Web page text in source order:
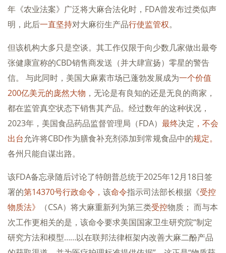
年《农业法案》广泛将大麻合法化时，FDA曾发布过类似声
明，此后一直坚持对大麻衍生产品行使监管权。
但该机构大多只是空谈。其工作仅限于向少数几家做出最夸
张健康宣称的CBD销售商发送（并大肆宣扬）零星的警告
信。 与此同时，美国大麻素市场已蓬勃发展成为一个价值
200亿美元的庞然大物 ，无论是有良知的还是无良的商家，
都在监管真空状态下销售其产品。经过数年的这种状况，
2023年，美国食品药品监督管理局（FDA） 最终决定 ，不会
出台允许将CBD作为膳食补充剂添加到常规食品中的规定。
各州只能自谋出路。
该FDA备忘录随后讨论了特朗普总统于2025年12月18日签
署的第14370号行政命令， 该命令指示司法部长根据《受控
物质法》
（CSA）将大麻重新列为第三类受控物质； 而与本
次工作更相关的是，该命令要求美国国家卫生研究院“制定
研究方法和模型……以在联邦法律框架内改善大麻二酚产品